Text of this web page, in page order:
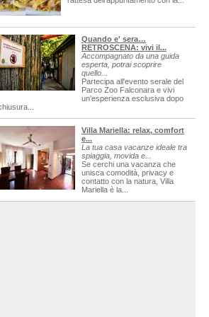
Quando e' sera…
RETROSCENA: vivi il...
Accompagnato da una guida
esperta, potrai scoprire
quello...
Partecipa all'evento serale del
Parco Zoo Falconara e vivi
un'esperienza esclusiva dopo
Villa Mariella: relax, comfort
e...
La tua casa vacanze ideale tra
spiaggia, movida e...
Se cerchi una vacanza che
unisca comodità, privacy e
contatto con la natura, Villa
Mariella è la...